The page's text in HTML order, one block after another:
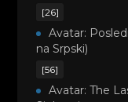
[26]
Avatar:
na Srpski)
[56]
Avatar: The